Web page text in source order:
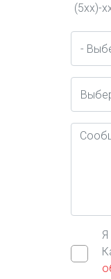
(5xx)-
город
Konu
Mesaj
Я